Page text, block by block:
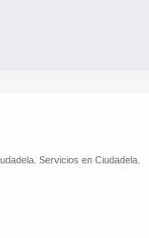
Servicios en Ciudadela.